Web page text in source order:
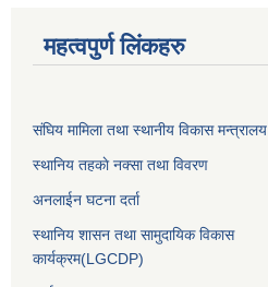
महत्वपुर्ण लिंकहरु
संघिय मामिला तथा स्थानीय विकास मन्त्रालय
स्थानिय तहकाे नक्सा तथा विवरण
अनलाईन घटना दर्ता
स्थानिय शासन तथा सामुदायिक विकास
कार्यक्रम(LGCDP)